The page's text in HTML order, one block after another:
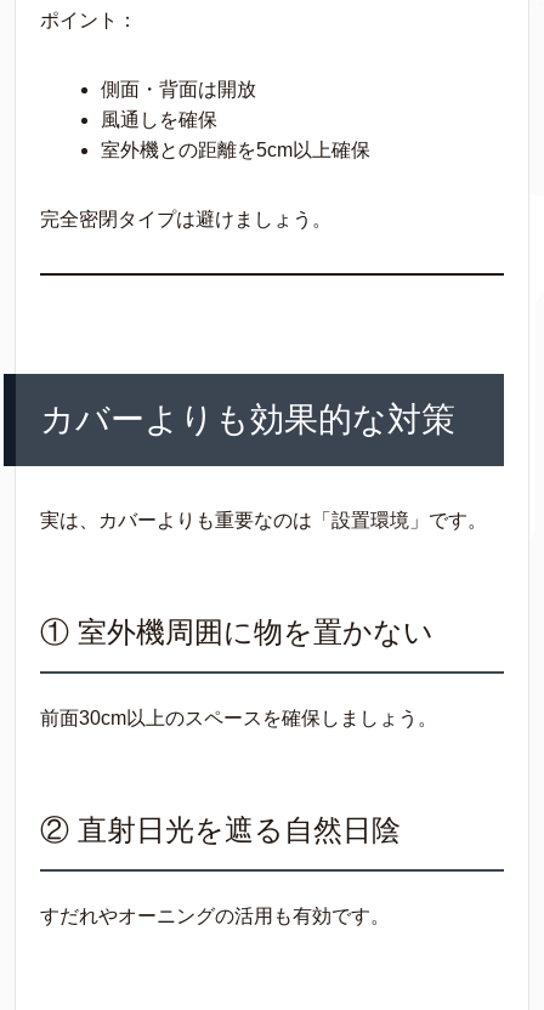
ポイント：
側面・背面は開放
風通しを確保
室外機との距離を5cm以上確保
完全密閉タイプは避けましょう。
カバーよりも効果的な対策
実は、カバーよりも重要なのは「設置環境」です。
① 室外機周囲に物を置かない
前面30cm以上のスペースを確保しましょう。
② 直射日光を遮る自然日陰
すだれやオーニングの活用も有効です。